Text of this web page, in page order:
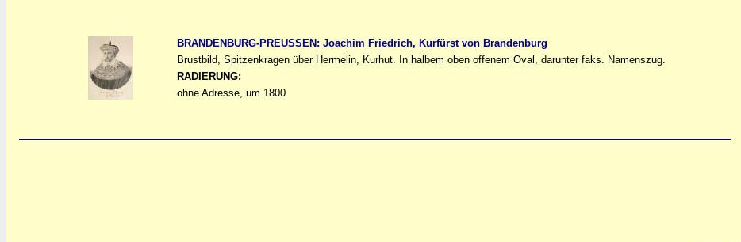
BRANDENBURG-PREUSSEN: Joachim Friedrich, Kurfürst von Brandenburg
Brustbild, Spitzenkragen über Hermelin, Kurhut. In halbem oben offenem Oval, darunter faks. Namenszug.
RADIERUNG:
ohne Adresse, um 1800